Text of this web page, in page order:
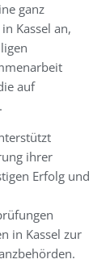
ganz
Kassel an,
auf
ihrer
Erfolg und
in Kassel zur